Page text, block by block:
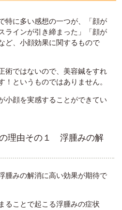
特に多い感想の一つが、「顔が
ラインが引き締まった」「顔が
ど、小顔効果に関するもので
術ではないので、美容鍼をすれ
！というものではありません。
小顔を実感することができてい
理由その１ 浮腫みの解
腫みの解消に高い効果が期待で
ることで起こる浮腫みの症状